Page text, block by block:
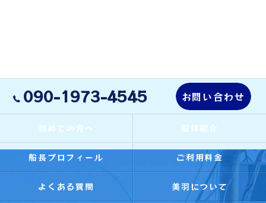
090-1973-4545 お問い合わせ
初めての方へ 船体紹介
船長プロフィール ご利用料金
よくある質問 美羽について